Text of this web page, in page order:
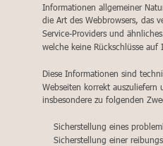
Informationen allgemeiner
die Art des Webbrowsers, das
Service-Providers und
welche keine Rückschlüsse auf
Diese Informationen sind
Webseiten korrekt
insbesondere zu folgenden
Sicherstellung eines
Sicherstellung einer